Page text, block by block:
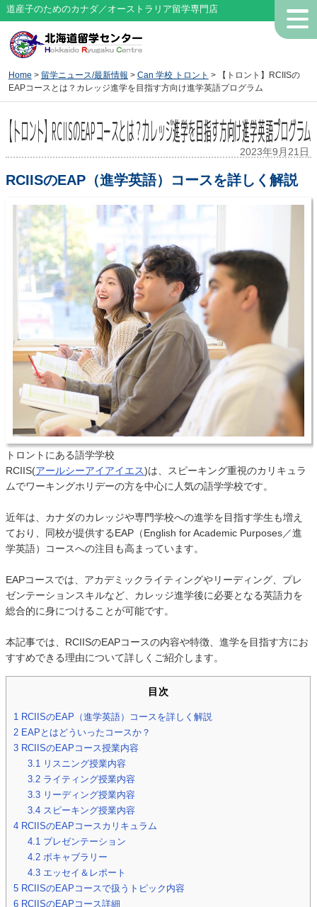
道産子のためのカナダ／オーストラリア留学専門店
Home > 留学ニュース/最新情報 > Can 学校 トロント > 【トロント】RCIISの
EAPコースとは？カレッジ進学を目指す方向け進学英語プログラム
【トロント】RCIISのEAPコースとは？カレッジ進学を目指す方向け進学英語プログラム
2023年9月21日
RCIISのEAP（進学英語）コースを詳しく解説
トロントにある語学学校
RCIIS(アールシーアイアイエス)は、スピーキング重視のカリキュラ
ムでワーキングホリデーの方を中心に人気の語学学校です。
近年は、カナダのカレッジや専門学校への進学を目指す学生も増え
ており、同校が提供するEAP（English for Academic Purposes／進
学英語）コースへの注目も高まっています。
EAPコースでは、アカデミックライティングやリーディング、プレ
ゼンテーションスキルなど、カレッジ進学後に必要となる英語力を
総合的に身につけることが可能です。
本記事では、RCIISのEAPコースの内容や特徴、進学を目指す方にお
すすめできる理由について詳しくご紹介します。
目次
1 RCIISのEAP（進学英語）コースを詳しく解説
2 EAPとはどういったコースか？
3 RCIISのEAPコース授業内容
3.1
リスニング授業内容
3.2 ライティング授業内容
3.3 リーディング授業内容
3.4 スピーキング授業内容
4 RCIISのEAPコースカリキュラム
4.1 プレゼンテーション
4.2 ボキャブラリー
4.3 エッセイ＆レポート
5 RCIISのEAPコースで扱うトピック内容
6 RCIISのEAPコース詳細